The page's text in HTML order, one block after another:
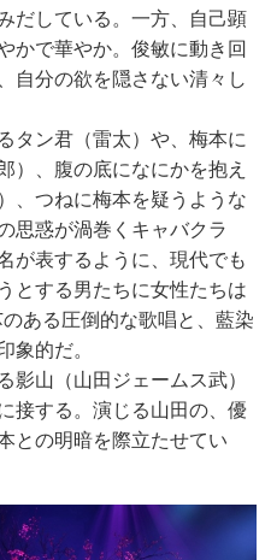
だしている。一方、自己顕
かで華やか。俊敏に動き回
自分の欲を隠さない清々し
タン君（雷太）や、梅本に
）、腹の底になにかを抱え
、つねに梅本を疑うような
思惑が渦巻くキャバクラ
が表するように、現代でも
とする男たちに女性たちは
ある圧倒的な歌唱と、藍染
象的だ。
影山（山田ジェームス武）
接する。演じる山田の、優
との明暗を際立たせてい